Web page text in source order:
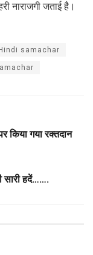
नाराजगी जताई है।
Hindi samachar
किया गया रक्तदान
सारी हदें…….